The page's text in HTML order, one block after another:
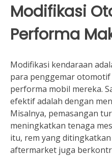
Modifikasi
Performa
Modifikasi kendaraan
para penggemar
performa mobil mereka.
efektif adalah dengan
Misalnya, pemasangan
meningkatkan tenaga
itu, rem yang
aftermarket juga